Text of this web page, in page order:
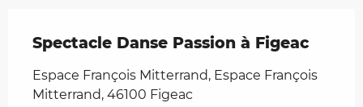
Spectacle Danse Passion à Figeac
Espace François Mitterrand, Espace François
Mitterrand, 46100 Figeac